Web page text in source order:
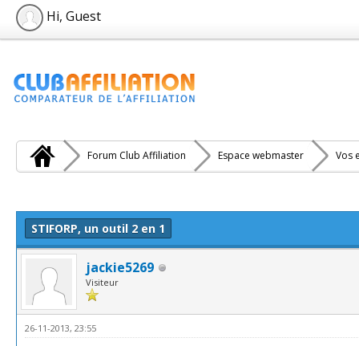
Hi, Guest
Forum Club Affiliation Espace webmaster Vos
STIFORP, un outil 2 en 1
jackie5269
Visiteur
26-11-2013, 23:55